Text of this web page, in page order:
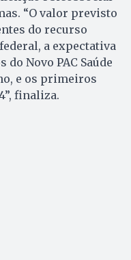
“O valor previsto
do recurso
a expectativa
Novo PAC Saúde
e os primeiros
finaliza.